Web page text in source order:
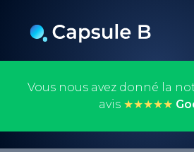
Vous nous avez donné la
avis ★★★★★